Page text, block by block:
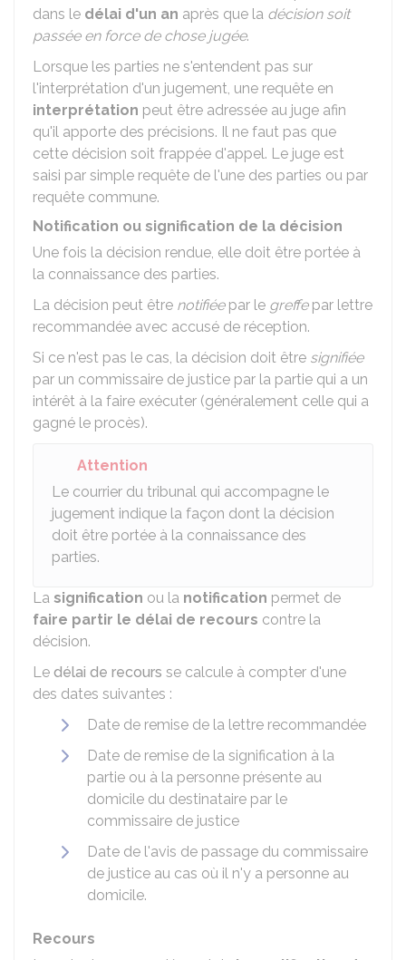
dans le délai d'un an après que la décision soit
passée en force de chose jugée.
Lorsque les parties ne s'entendent pas sur
l'interprétation d'un jugement, une requête en
interprétation peut être adressée au juge afin
qu'il apporte des précisions. Il ne faut pas que
cette décision soit frappée d'appel. Le juge est
saisi par simple requête de l'une des parties ou par
requête commune.
Notification ou signification de la décision
Une fois la décision rendue, elle doit être portée à
la connaissance des parties.
La décision peut être notifiéepar le greffepar lettre
recommandée avec accusé de réception.
Si ce n'est pas le cas, la décision doit être signifiée
par un commissaire de justice par la partie qui a un
intérêt à la faire exécuter (généralement celle qui a
gagné le procès).
Attention
Le courrier du tribunal qui accompagne le
jugement indique la façon dont la décision
doit être portée à la connaissance des
parties.
La signification ou la notification permet de
faire partir le délai de recours contre la
décision.
Le délai de recours se calcule à compter d'une
des dates suivantes :
Date de remise de la lettre recommandée
Date de remise de la signification à la
partie ou à la personne présente au
domicile du destinataire par le
commissaire de justice
Date de l'avis de passage du commissaire
de justice au cas où il n'y a personne au
domicile.
Recours